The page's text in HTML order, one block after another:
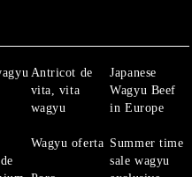
Antricot de
vita, vita
wagyu
Wagyu oferta
Japanese
Wagyu Beef
in Europe
Summer time
sale wagyu